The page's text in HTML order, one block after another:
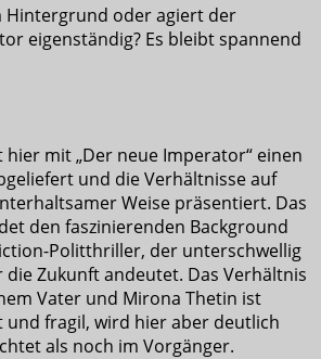
Hintergrund oder agiert der
eigenständig? Es bleibt spannend
hier mit „Der neue Imperator“ einen
und die Verhältnisse auf
Weise präsentiert. Das
den faszinierenden Background
Politthriller, der unterschwellig
die Zukunft andeutet. Das Verhältnis
Vater und Mirona Thetin ist
fragil, wird hier aber deutlich
als noch im Vorgänger.